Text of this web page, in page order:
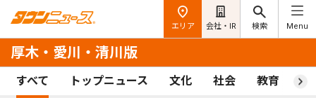
エリア 会社・IR 検索 Menu
厚木・愛川・清川版
すべて トップニュース 文化 社会 教育 ス